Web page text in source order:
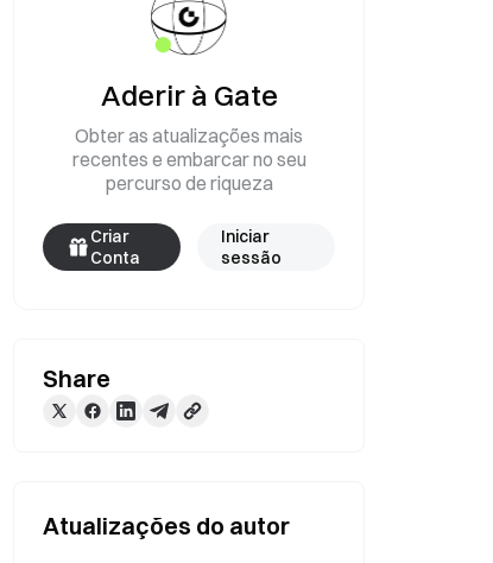
Aderir à Gate
Obter as atualizações mais
recentes e embarcar no seu
percurso de riqueza
Criar
Conta
Iniciar
sessão
Share
Atualizações do autor